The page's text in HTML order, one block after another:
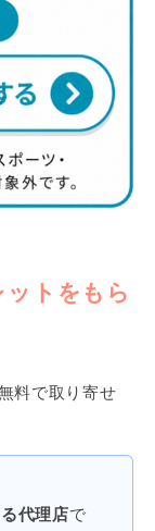
トをもら
料で取り寄せ
代理店で